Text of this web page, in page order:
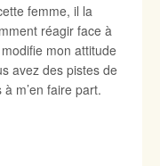
femme, il la
réagir face à
mon attitude
avez des pistes de
à m’en faire part.